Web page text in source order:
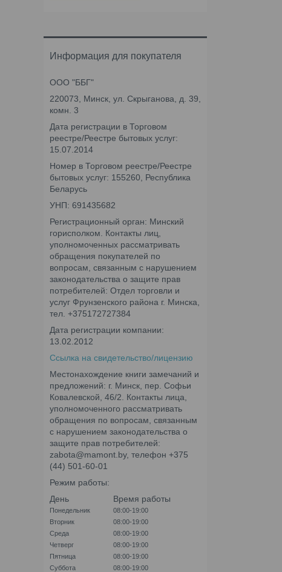
Информация для покупателя
ООО "ББГ"
220073, Минск, ул. Скрыганова, д. 39,
комн. 3
Дата регистрации в Торговом
реестре/Реестре бытовых услуг:
15.07.2014
Номер в Торговом реестре/Реестре
бытовых услуг: 155260, Республика
Беларусь
УНП: 691435682
Регистрационный орган: Минский
горисполком. Контакты лиц,
уполномоченных рассматривать
обращения покупателей по
вопросам, связанным с нарушением
законодательства о защите прав
потребителей: Отдел торговли и
услуг Фрунзенского района г. Минска,
тел. +375172727384
Дата регистрации компании:
13.02.2012
Ссылка на свидетельство/лицензию
Местонахождение книги замечаний и
предложений: г. Минск, пер. Софьи
Ковалевской, 46/2. Контакты лица,
уполномоченного рассматривать
обращения по вопросам, связанным
с нарушением законодательства о
защите прав потребителей:
zabota@mamont.by, телефон +375
(44) 501-60-01
Режим работы:
День
Время работы
Понедельник
08:00-19:00
Вторник
08:00-19:00
Среда
08:00-19:00
Четверг
08:00-19:00
Пятница
08:00-19:00
Суббота
08:00-19:00